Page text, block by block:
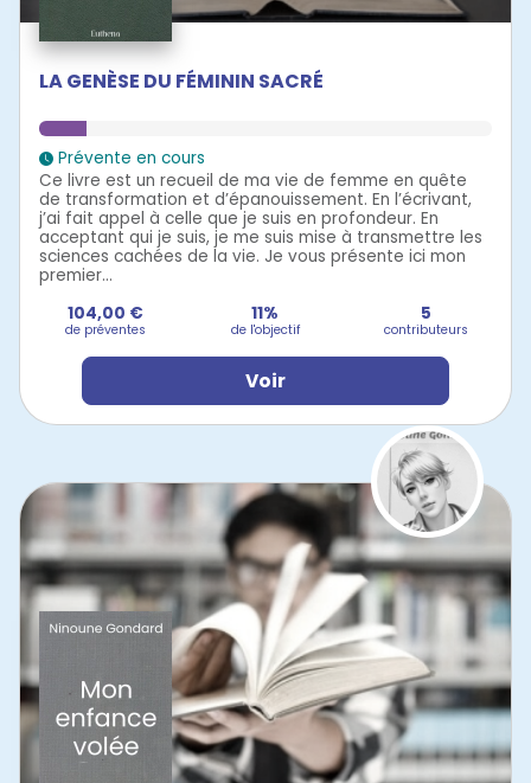
LA GENÈSE DU FÉMININ SACRÉ
Prévente en cours
Ce livre est un recueil de ma vie de femme en quête
de transformation et d’épanouissement. En l’écrivant,
j’ai fait appel à celle que je suis en profondeur. En
acceptant qui je suis, je me suis mise à transmettre les
sciences cachées de la vie. Je vous présente ici mon
premier...
104,00 €
de préventes
11%
de l'objectif
5
contributeurs
Voir